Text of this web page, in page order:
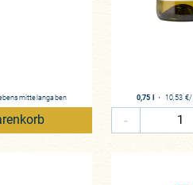
0,75 l ・ 10,53 €/ l
-